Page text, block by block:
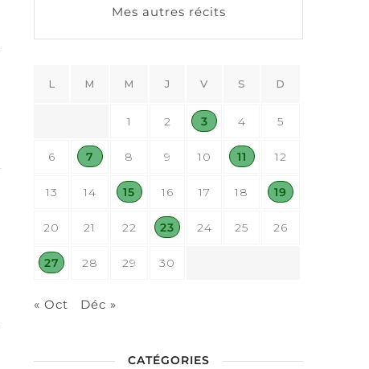
Mes autres récits
L M M J V S D
1 2 3 4 5
6 7 8 9 10 11 12
13 14 15 16 17 18 19
20 21 22 23 24 25 26
27 28 29 30
« Oct Déc »
CATÉGORIES